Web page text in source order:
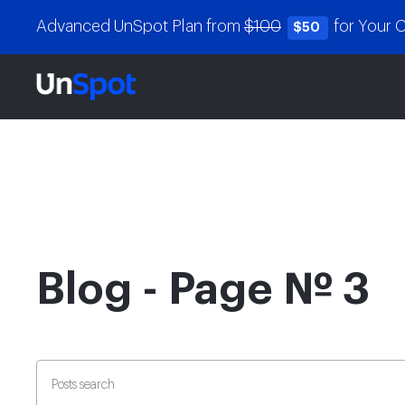
Advanced UnSpot Plan from $100 $50 for Your
Blog - Page № 3